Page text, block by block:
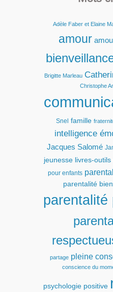
Adèle Faber et Elaine
amour
Brigitte Marleau
Christophe
Snel famille
intelligence
Jacques Salomé
jeunesse livres-
pour enfants
parentalité
parentalité
partage pleine
conscience du
psychologie positive